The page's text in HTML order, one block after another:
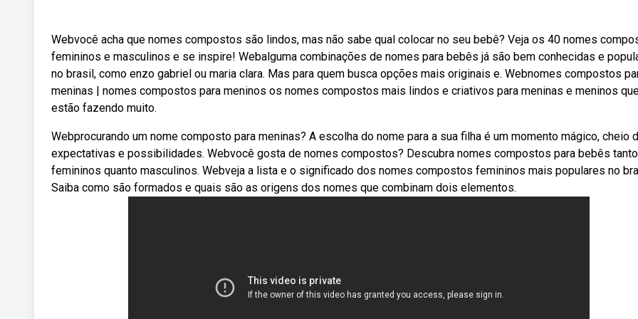
Webvocê acha que nomes compostos são lindos, mas não sabe qual colocar no seu bebê? Veja os 40 nomes
femininos e masculinos e se inspire! Webalguma combinações de nomes para bebês já são bem conhecidas e
no brasil, como enzo gabriel ou maria clara. Mas para quem busca opções mais originais e. Webnomes compostos
meninas | nomes compostos para meninos os nomes compostos mais lindos e criativos para meninas e meninos
estão fazendo muito.
Webprocurando um nome composto para meninas? A escolha do nome para a sua filha é um momento mágico, cheio
expectativas e possibilidades. Webvocê gosta de nomes compostos? Descubra nomes compostos para bebês tanto
femininos quanto masculinos. Webveja a lista e o significado dos nomes compostos femininos mais populares no
Saiba como são formados e quais são as origens dos nomes que combinam dois elementos.